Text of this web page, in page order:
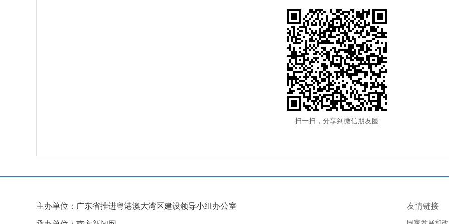
扫一扫，分享到微信朋友圈
主办单位：广东省推进粤港澳大湾区建设领导小组办公室 友情链接